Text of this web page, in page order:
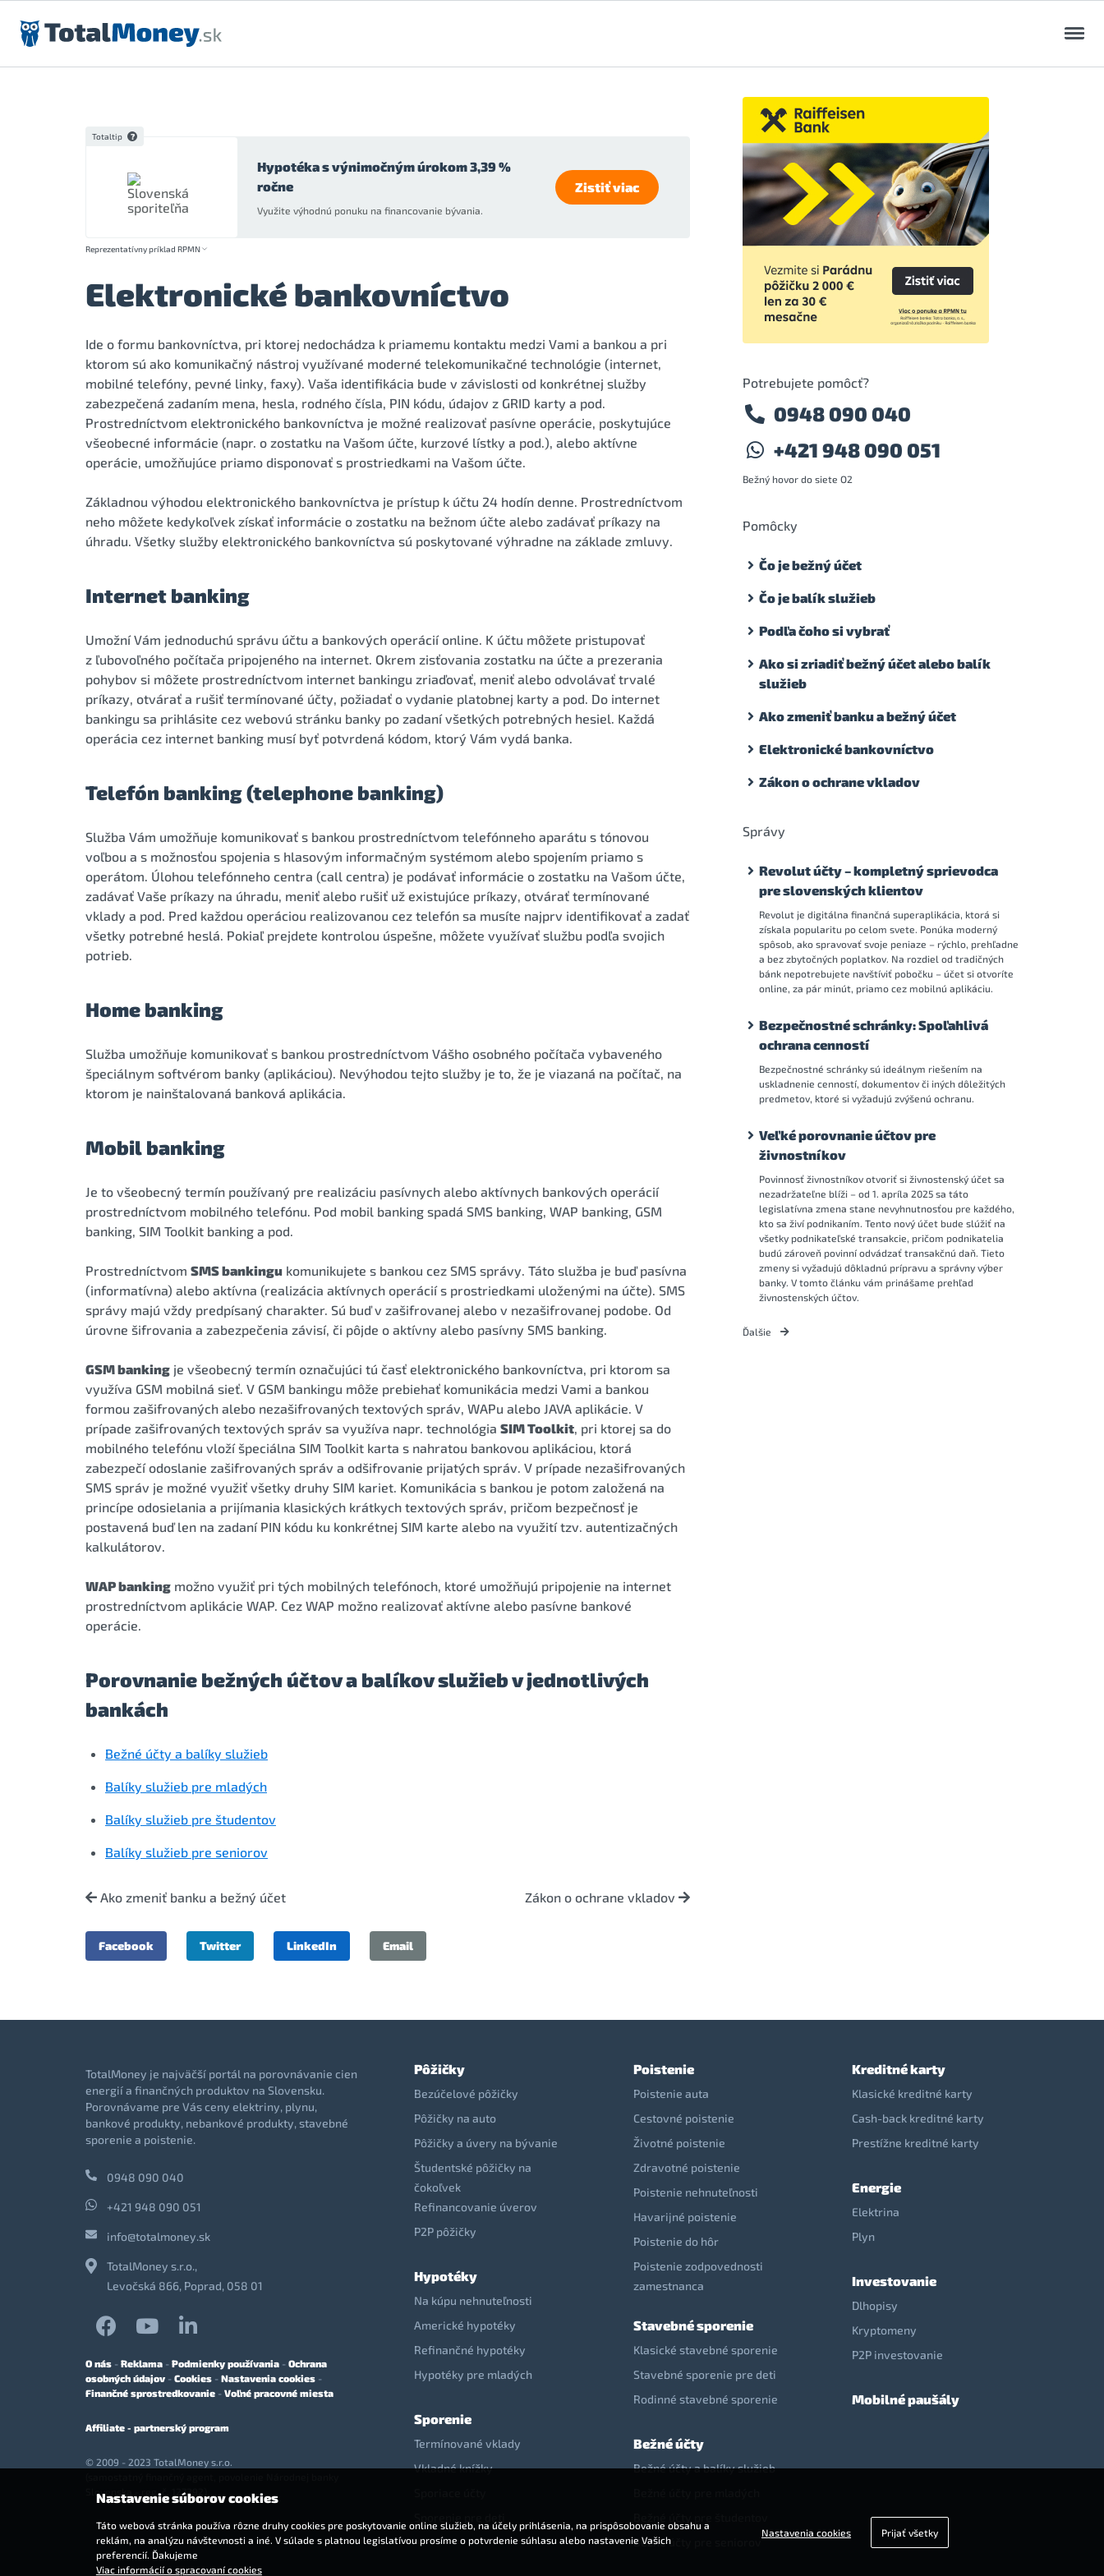
Preskočiť na obsah
Totaltip
Hypotéka s výnimočným úrokom 3,39 %
ročne
Využite výhodnú ponuku na financovanie bývania.
Zistiť viac
Reprezentatívny príklad RPMN
Elektronické bankovníctvo
Ide o formu bankovníctva, pri ktorej nedochádza k priamemu kontaktu medzi Vami a bankou a pri
ktorom sú ako komunikačný nástroj využívané moderné telekomunikačné technológie (internet,
mobilné telefóny, pevné linky, faxy). Vaša identifikácia bude v závislosti od konkrétnej služby
zabezpečená zadaním mena, hesla, rodného čísla, PIN kódu, údajov z GRID karty a pod.
Prostredníctvom elektronického bankovníctva je možné realizovať pasívne operácie, poskytujúce
všeobecné informácie (napr. o zostatku na Vašom účte, kurzové lístky a pod.), alebo aktívne
operácie, umožňujúce priamo disponovať s prostriedkami na Vašom účte.
Základnou výhodou elektronického bankovníctva je prístup k účtu 24 hodín denne. Prostredníctvom
neho môžete kedykoľvek získať informácie o zostatku na bežnom účte alebo zadávať príkazy na
úhradu. Všetky služby elektronického bankovníctva sú poskytované výhradne na základe zmluvy.
Internet banking
Umožní Vám jednoduchú správu účtu a bankových operácií online. K účtu môžete pristupovať
z ľubovoľného počítača pripojeného na internet. Okrem zisťovania zostatku na účte a prezerania
pohybov si môžete prostredníctvom internet bankingu zriaďovať, meniť alebo odvolávať trvalé
príkazy, otvárať a rušiť termínované účty, požiadať o vydanie platobnej karty a pod. Do internet
bankingu sa prihlásite cez webovú stránku banky po zadaní všetkých potrebných hesiel. Každá
operácia cez internet banking musí byť potvrdená kódom, ktorý Vám vydá banka.
Telefón banking (telephone banking)
Služba Vám umožňuje komunikovať s bankou prostredníctvom telefónneho aparátu s tónovou
voľbou a s možnosťou spojenia s hlasovým informačným systémom alebo spojením priamo s
operátom. Úlohou telefónneho centra (call centra) je podávať informácie o zostatku na Vašom účte,
zadávať Vaše príkazy na úhradu, meniť alebo rušiť už existujúce príkazy, otvárať termínované
vklady a pod. Pred každou operáciou realizovanou cez telefón sa musíte najprv identifikovať a zadať
všetky potrebné heslá. Pokiaľ prejdete kontrolou úspešne, môžete využívať službu podľa svojich
potrieb.
Home banking
Služba umožňuje komunikovať s bankou prostredníctvom Vášho osobného počítača vybaveného
špeciálnym softvérom banky (aplikáciou). Nevýhodou tejto služby je to, že je viazaná na počítač, na
ktorom je nainštalovaná banková aplikácia.
Mobil banking
Je to všeobecný termín používaný pre realizáciu pasívnych alebo aktívnych bankových operácií
prostredníctvom mobilného telefónu. Pod mobil banking spadá SMS banking, WAP banking, GSM
banking, SIM Toolkit banking a pod.
Prostredníctvom SMS bankingu komunikujete s bankou cez SMS správy. Táto služba je buď pasívna
(informatívna) alebo aktívna (realizácia aktívnych operácií s prostriedkami uloženými na účte). SMS
správy majú vždy predpísaný charakter. Sú buď v zašifrovanej alebo v nezašifrovanej podobe. Od
úrovne šifrovania a zabezpečenia závisí, či pôjde o aktívny alebo pasívny SMS banking.
GSM banking je všeobecný termín označujúci tú časť elektronického bankovníctva, pri ktorom sa
využíva GSM mobilná sieť. V GSM bankingu môže prebiehať komunikácia medzi Vami a bankou
formou zašifrovaných alebo nezašifrovaných textových správ, WAPu alebo JAVA aplikácie. V
prípade zašifrovaných textových správ sa využíva napr. technológia SIM Toolkit, pri ktorej sa do
mobilného telefónu vloží špeciálna SIM Toolkit karta s nahratou bankovou aplikáciou, ktorá
zabezpečí odoslanie zašifrovaných správ a odšifrovanie prijatých správ. V prípade nezašifrovaných
SMS správ je možné využiť všetky druhy SIM kariet. Komunikácia s bankou je potom založená na
princípe odosielania a prijímania klasických krátkych textových správ, pričom bezpečnosť je
postavená buď len na zadaní PIN kódu ku konkrétnej SIM karte alebo na využití tzv. autentizačných
kalkulátorov.
WAP banking možno využiť pri tých mobilných telefónoch, ktoré umožňujú pripojenie na internet
prostredníctvom aplikácie WAP. Cez WAP možno realizovať aktívne alebo pasívne bankové
operácie.
Porovnanie bežných účtov a balíkov služieb v jednotlivých
bankách
Bežné účty a balíky služieb
Balíky služieb pre mladých
Balíky služieb pre študentov
Balíky služieb pre seniorov
Ako zmeniť banku a bežný účet Zákon o ochrane vkladov
Facebook Twitter LinkedIn Email
Potrebujete pomôcť?
0948 090 040
+421 948 090 051
Bežný hovor do siete O2
Pomôcky
Čo je bežný účet
Čo je balík služieb
Podľa čoho si vybrať
Ako si zriadiť bežný účet alebo balík
služieb
Ako zmeniť banku a bežný účet
Elektronické bankovníctvo
Zákon o ochrane vkladov
Správy
Revolut účty – kompletný sprievodca
pre slovenských klientov
Revolut je digitálna finančná superaplikácia, ktorá si
získala popularitu po celom svete. Ponúka moderný
spôsob, ako spravovať svoje peniaze – rýchlo, prehľadne
a bez zbytočných poplatkov. Na rozdiel od tradičných
bánk nepotrebujete navštíviť pobočku – účet si otvoríte
online, za pár minút, priamo cez mobilnú aplikáciu.
Bezpečnostné schránky: Spoľahlivá
ochrana cenností
Bezpečnostné schránky sú ideálnym riešením na
uskladnenie cenností, dokumentov či iných dôležitých
predmetov, ktoré si vyžadujú zvýšenú ochranu.
Veľké porovnanie účtov pre
živnostníkov
Povinnosť živnostníkov otvoriť si živnostenský účet sa
nezadržateľne blíži – od 1. apríla 2025 sa táto
legislatívna zmena stane nevyhnutnosťou pre každého,
kto sa živí podnikaním. Tento nový účet bude slúžiť na
všetky podnikateľské transakcie, pričom podnikatelia
budú zároveň povinní odvádzať transakčnú daň. Tieto
zmeny si vyžadujú dôkladnú prípravu a správny výber
banky. V tomto článku vám prinášame prehľad
živnostenských účtov.
Ďalšie
Pôžičky
Bezúčelové pôžičky
Pôžičky na auto
Pôžičky a úvery na bývanie
Študentské pôžičky na
čokoľvek
Refinancovanie úverov
P2P pôžičky
Hypotéky
Na kúpu nehnuteľnosti
Americké hypotéky
Refinančné hypotéky
Hypotéky pre mladých
Sporenie
Termínované vklady
Vkladné knížky
Poistenie
Poistenie auta
Cestovné poistenie
Životné poistenie
Zdravotné poistenie
Poistenie nehnuteľnosti
Havarijné poistenie
Poistenie do hôr
Poistenie zodpovednosti
zamestnanca
Stavebné sporenie
Klasické stavebné sporenie
Stavebné sporenie pre deti
Rodinné stavebné sporenie
Bežné účty
Bežné účty a balíky služieb
Bežné účty pre seniorov
Kreditné karty
Klasické kreditné karty
Cash-back kreditné karty
Prestížne kreditné karty
Energie
Elektrina
Plyn
Investovanie
Dlhopisy
Kryptomeny
P2P investovanie
Mobilné paušály
TotalMoney je najväčší portál na porovnávanie cien
energií a finančných produktov na Slovensku.
Porovnávame pre Vás ceny elektriny, plynu,
bankové produkty, nebankové produkty, stavebné
sporenie a poistenie.
0948 090 040
+421 948 090 051
info@totalmoney.sk
TotalMoney s.r.o.,
Levočská 866, Poprad, 058 01
O nás - Reklama - Podmienky používania - Ochrana
osobných údajov - Cookies - Nastavenia cookies -
Finančné sprostredkovanie - Voľné pracovné miesta
Affiliate - partnerský program
© 2009 - 2023 TotalMoney s.r.o.
Slovenska - reg. č. 127292)
Nastavenie súborov cookies
Táto webová stránka používa rôzne druhy cookies pre poskytovanie online služieb, na účely prihlásenia, na prispôsobovanie obsahu a
reklám, na analýzu návštevnosti a iné. V súlade s platnou legislatívou prosíme o potvrdenie súhlasu alebo nastavenie Vašich
preferencií. Ďakujeme
Viac informácií o spracovaní cookies
Nastavenia cookies Prijať všetky